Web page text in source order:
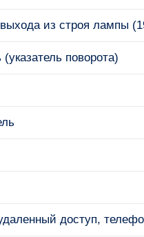
из строя лампы
поворота)
доступ,